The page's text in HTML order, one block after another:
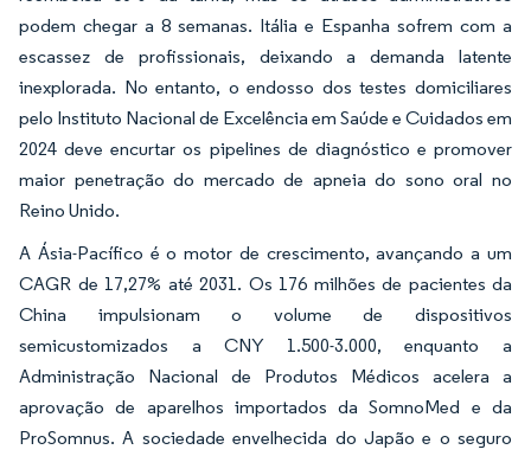
podem chegar a 8 semanas. Itália e Espanha sofrem com a
escassez de profissionais, deixando a demanda latente
inexplorada. No entanto, o endosso dos testes domiciliares
pelo Instituto Nacional de Excelência em Saúde e Cuidados em
2024 deve encurtar os pipelines de diagnóstico e promover
maior penetração do mercado de apneia do sono oral no
Reino Unido.
A Ásia-Pacífico é o motor de crescimento, avançando a um
CAGR de 17,27% até 2031. Os 176 milhões de pacientes da
China impulsionam o volume de dispositivos
semicustomizados a CNY 1.500-3.000, enquanto a
Administração Nacional de Produtos Médicos acelera a
aprovação de aparelhos importados da SomnoMed e da
ProSomnus. A sociedade envelhecida do Japão e o seguro